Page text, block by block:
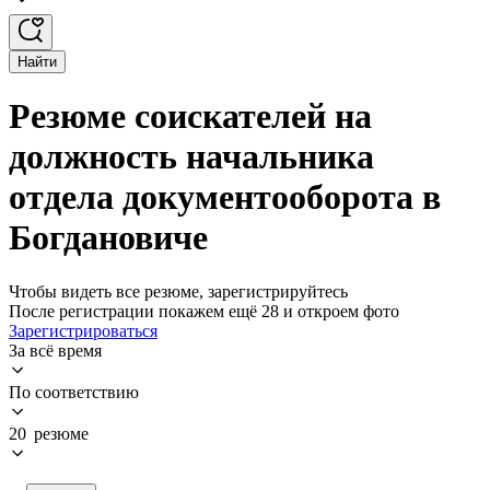
Найти
Резюме соискателей на
должность начальника
отдела документооборота в
Богдановиче
Чтобы видеть все резюме, зарегистрируйтесь
После регистрации покажем ещё 28 и откроем фото
Зарегистрироваться
За всё время
По соответствию
20 резюме